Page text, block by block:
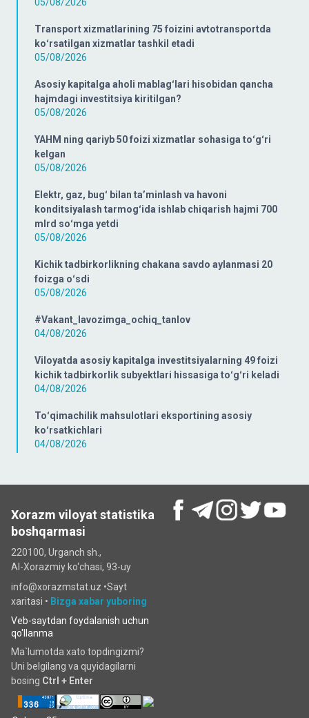
Transport xizmatlarining 75 foizini avtotransportda
koʻrsatilgan xizmatlar tashkil etadi
05/08/2026
Asosiy kapitalga aholi mablagʻlari hisobidan qancha
hajmdagi investitsiya kiritilgan?
05/08/2026
YAHM ning qariyb 50 foizi xizmatlar sohasiga toʻgʻri
kelgan
05/08/2026
Elektr, gaz, bugʻ bilan taʼminlash va havoni
konditsiyalash tarmogʻida ishlab chiqarish hajmi 700
mlrd soʻmga yetdi
05/08/2026
Kichik tadbirkorlikning chakana savdo aylanmasi 20
foizga oʻsdi
05/08/2026
#Vakant_lavozimga_ochiq_tanlov
04/08/2026
Viloyatda asosiy kapitalga investitsiyalarning 49 foizi
kichik tadbirkorlik subyektlari hissasiga toʻgʻri keladi
04/08/2026
Toʻqimachilik mahsulotlari eksportining asosiy
koʻrsatkichlari
04/08/2026
Xorazm viloyat statistika
boshqarmasi
220100, Urganch sh.,
Al-Xorazmiy ko‘chаsi, 93-uy
info@xorazmstat.uz •Sayt
xaritasi • Bizga xabar yuboring
Veb-saytdan foydalanish uchun
qo'llanma
Ma`lumotda xato topdingizmi?
Uni belgilang va quyidagilarni
bosing Ctrl + Enter